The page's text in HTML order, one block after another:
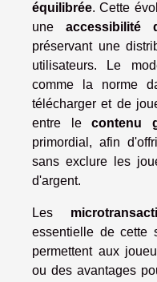
équilibrée. Cette
uneaccessibilité
préservant une
utilisateurs. Le
comme la norme
télécharger et de
entre lecontenu
primordial, afin
sans exclure les
d'argent.
Les
essentielle de cette
permettent aux
ou des avantages